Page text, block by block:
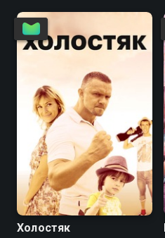
5.4 3.9
Холостяк